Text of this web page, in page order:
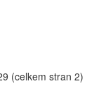
(celkem stran 2)